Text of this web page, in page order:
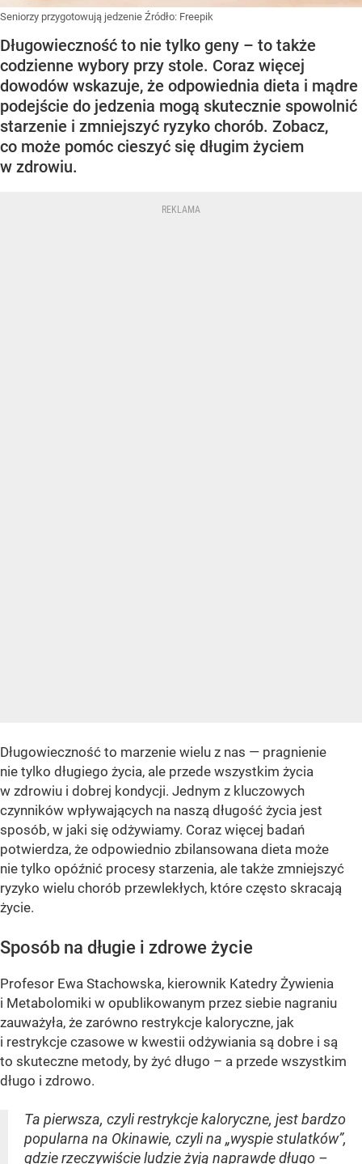
Seniorzy przygotowują jedzenie Źródło: Freepik
Długowieczność to nie tylko geny – to także
codzienne wybory przy stole. Coraz więcej
dowodów wskazuje, że odpowiednia dieta i mądre
podejście do jedzenia mogą skutecznie spowolnić
starzenie i zmniejszyć ryzyko chorób. Zobacz,
co może pomóc cieszyć się długim życiem
w zdrowiu.
Długowieczność to marzenie wielu z nas — pragnienie
nie tylko długiego życia, ale przede wszystkim życia
w zdrowiu i dobrej kondycji. Jednym z kluczowych
czynników wpływających na naszą długość życia jest
sposób, w jaki się odżywiamy. Coraz więcej badań
potwierdza, że odpowiednio zbilansowana dieta może
nie tylko opóźnić procesy starzenia, ale także zmniejszyć
ryzyko wielu chorób przewlekłych, które często skracają
życie.
Sposób na długie i zdrowe życie
Profesor Ewa Stachowska, kierownik Katedry Żywienia
i Metabolomiki w opublikowanym przez siebie nagraniu
zauważyła, że zarówno restrykcje kaloryczne, jak
i restrykcje czasowe w kwestii odżywiania są dobre i są
to skuteczne metody, by żyć długo – a przede wszystkim
długo i zdrowo.
Ta pierwsza, czyli restrykcje kaloryczne, jest bardzo
popularna na Okinawie, czyli na „wyspie stulatków”,
gdzie rzeczywiście ludzie żyją naprawdę długo –